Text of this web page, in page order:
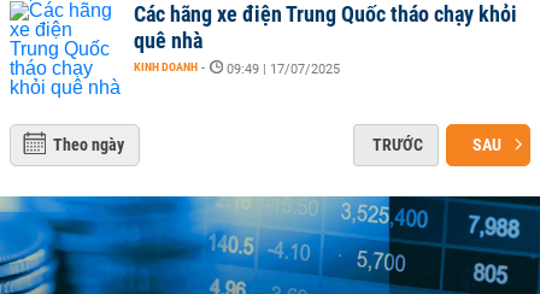
Các hãng xe điện Trung Quốc tháo chạy khỏi
quê nhà
KINH DOANH - 09:49 | 17/07/2025
Theo ngày TRƯỚC SAU